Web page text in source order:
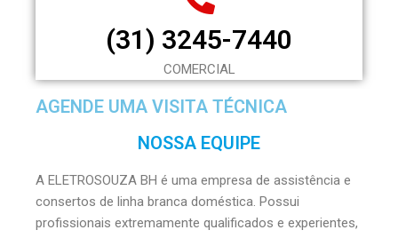
(31) 3245-7440
COMERCIAL
AGENDE UMA VISITA TÉCNICA
NOSSA EQUIPE
A ELETROSOUZA BH é uma empresa de assistência e
consertos de linha branca doméstica. Possui
profissionais extremamente qualificados e experientes,